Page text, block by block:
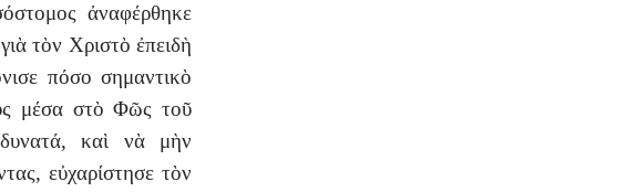
ἀναφέρθηκε
τὸν Χριστὸ ἐπειδὴ
πόσο σημαντικὸ
μέσα στὸ Φῶς τοῦ
καὶ νὰ μὴν
εὐχαρίστησε τὸν